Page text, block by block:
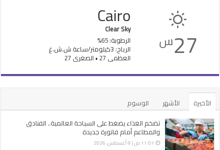
27س
Cairo
Clear Sky
الرطوبة: 65%
الرياح: 3كيلومتر/ساعة ش.ش.غ
العظمى 27 • الصغرى 27
الأخيرة الأشهر
الوسوم
تضخم الغذاء يضغط على السياحة العالمية.. الفنادق
والمطاعم أمام فاتورة جديدة
11:01 ص | 9 أغسطس، 2026